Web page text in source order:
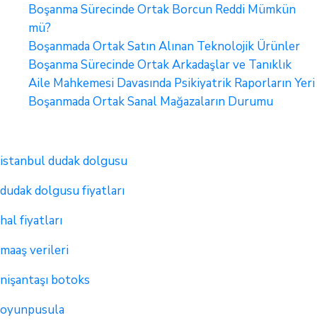
Boşanma Sürecinde Ortak Borcun Reddi Mümkün
mü?
Boşanmada Ortak Satın Alınan Teknolojik Ürünler
Boşanma Sürecinde Ortak Arkadaşlar ve Tanıklık
Aile Mahkemesi Davasında Psikiyatrik Raporların Yeri
Boşanmada Ortak Sanal Mağazaların Durumu
istanbul dudak dolgusu
dudak dolgusu fiyatları
hal fiyatları
maaş verileri
nişantaşı botoks
oyunpusula